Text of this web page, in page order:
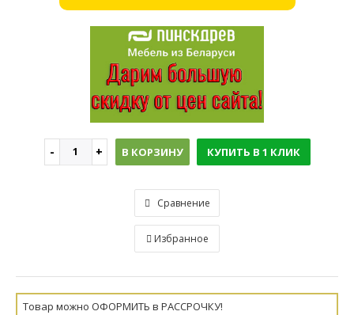
В КОРЗИНУ КУПИТЬ В 1 КЛИК
Сравнение
Избранное
Товар можно ОФОРМИТЬ в РАССРОЧКУ!